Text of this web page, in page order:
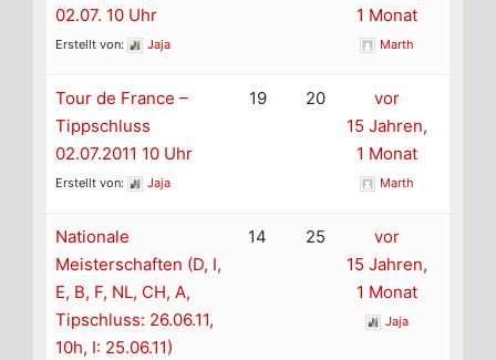
02.07. 10 Uhr
Erstellt von: Jaja
1 Monat
Marth
Tour de France –
Tippschluss
02.07.2011 10 Uhr
Erstellt von: Jaja
19 20
vor
15 Jahren,
1 Monat
Marth
Nationale
Meisterschaften (D, I,
E, B, F, NL, CH, A,
Tipschluss: 26.06.11,
10h, I: 25.06.11)
14 25
vor
15 Jahren,
1 Monat
Jaja